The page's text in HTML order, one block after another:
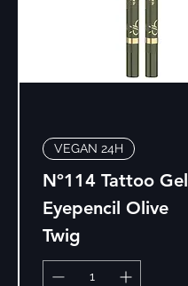
VEGAN 24H
Nº114 Tattoo Gel
Eyepencil Olive
Twig